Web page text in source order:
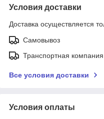
Условия доставки
Доставка осуществляется
Самовывоз
Транспортная компания
Все условия доставки
Условия оплаты